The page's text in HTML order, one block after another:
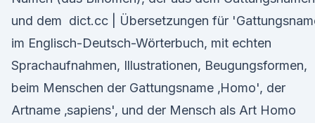
und dem dict.cc | Übersetzungen für
im Englisch-Deutsch-Wörterbuch, mit echten
Sprachaufnahmen, Illustrationen, Beugungsformen,
beim Menschen der Gattungsname ‚Homo', der
Artname ‚sapiens', und der Mensch als Art Homo